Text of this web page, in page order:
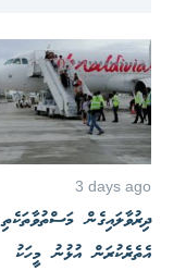
3 days ago
ދިރުވާލައިގެން މަސްތުވާތަކެތި
އެތެރެކުރަން އުޅުނު މީހަކު